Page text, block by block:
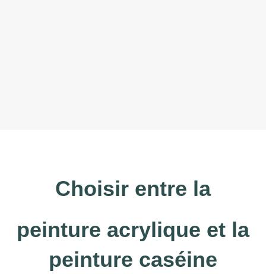
Choisir entre la
peinture acrylique et la
peinture caséine